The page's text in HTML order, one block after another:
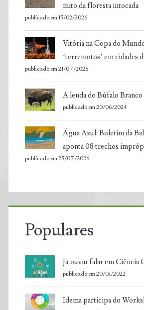
mito da floresta intocada
publicado em 15/02/2026
Vitória na Copa do
‘terremotos’ em cidades
publicado em 21/07/2026
A lenda do Búfalo Branco
publicado em 20/06/2024
Água Azul: Boletim da
aponta 08 trechos
publicado em 25/07/2026
Populares
Já ouviu falar em Ciência
publicado em 20/01/2022
Idema participa do